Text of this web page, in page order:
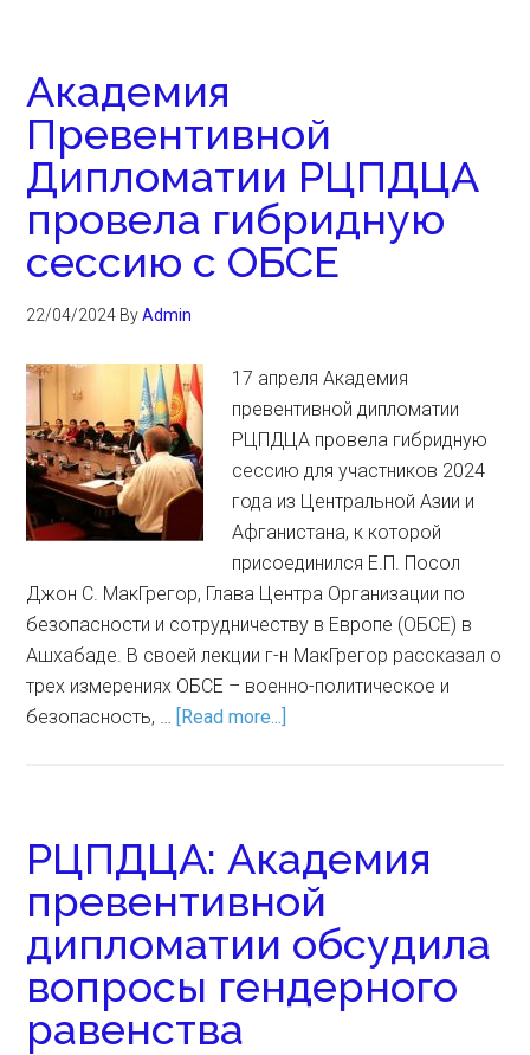
Академия
Превентивной
Дипломатии РЦПДЦА
провела гибридную
сессию с ОБСЕ
22/04/2024 ByAdmin
17 апреля Академия
превентивной дипломатии
РЦПДЦА провела гибридную
сессию для участников 2024
года из Центральной Азии и
Афганистана, к которой
присоединился Е.П. Посол
Джон С. МакГрегор, Глава Центра Организации по
безопасности и сотрудничеству в Европе (ОБСЕ) в
Ашхабаде. В своей лекции г-н МакГрегор рассказал о
трех измерениях ОБСЕ – военно-политическое и
безопасность, … [Read more...]
РЦПДЦА: Академия
превентивной
дипломатии обсудила
вопросы гендерного
равенства